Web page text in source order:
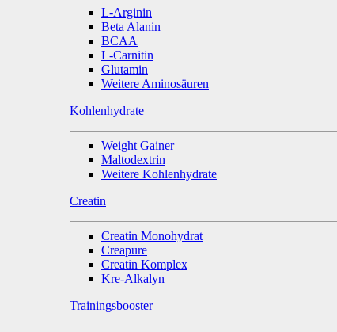
L-Arginin
Beta Alanin
BCAA
L-Carnitin
Glutamin
Weitere Aminosäuren
Kohlenhydrate
Weight Gainer
Maltodextrin
Weitere Kohlenhydrate
Creatin
Creatin Monohydrat
Creapure
Creatin Komplex
Kre-Alkalyn
Trainingsbooster